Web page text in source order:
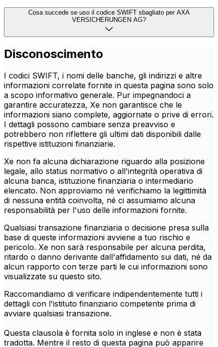
Cosa succede se uso il codice SWIFT sbagliato per AXA
VERSICHERUNGEN AG?
Disconoscimento
I codici SWIFT, i nomi delle banche, gli indirizzi e altre
informazioni correlate fornite in questa pagina sono solo
a scopo informativo generale. Pur impegnandoci a
garantire accuratezza, Xe non garantisce che le
informazioni siano complete, aggiornate o prive di errori.
I dettagli possono cambiare senza preavviso e
potrebbero non riflettere gli ultimi dati disponibili dalle
rispettive istituzioni finanziarie.
Xe non fa alcuna dichiarazione riguardo alla posizione
legale, allo status normativo o all'integrità operativa di
alcuna banca, istituzione finanziaria o intermediario
elencato. Non approviamo né verifichiamo la legittimità
di nessuna entità coinvolta, né ci assumiamo alcuna
responsabilità per l'uso delle informazioni fornite.
Qualsiasi transazione finanziaria o decisione presa sulla
base di queste informazioni avviene a tuo rischio e
pericolo. Xe non sarà responsabile per alcuna perdita,
ritardo o danno derivante dall'affidamento sui dati, né da
alcun rapporto con terze parti le cui informazioni sono
visualizzate su questo sito.
Raccomandiamo di verificare indipendentemente tutti i
dettagli con l'istituto finanziario competente prima di
avviare qualsiasi transazione.
Questa clausola è fornita solo in inglese e non è stata
tradotta. Mentre il resto di questa pagina può apparire